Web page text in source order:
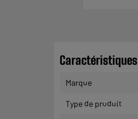
Caractéristiques
Marque
Type de produit